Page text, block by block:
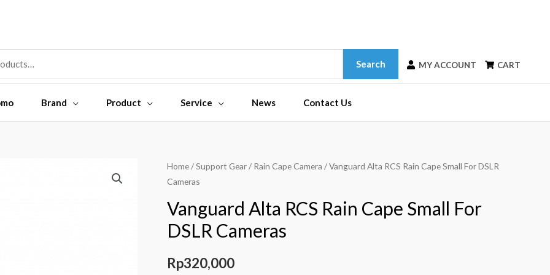
Search MY ACCOUNT CART
Brand Product Service News Contact Us
Home/Support Gear/ Rain Cape Camera / Vanguard Alta RCS Rain Cape Small For DSLR
Cameras
Vanguard Alta RCS Rain Cape Small For
DSLR Cameras
Rp320,000